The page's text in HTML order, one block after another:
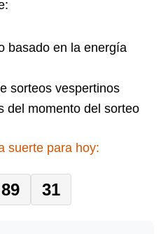
basado en la energía
sorteos vespertinos
del momento del sorteo
suerte para hoy:
89 31